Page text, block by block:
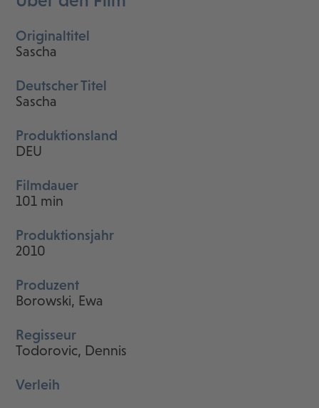
Originaltitel
Sascha
Deutscher Titel
Sascha
Produktionsland
DEU
Filmdauer
101 min
Produktionsjahr
2010
Produzent
Borowski, Ewa
Regisseur
Todorovic, Dennis
Verleih